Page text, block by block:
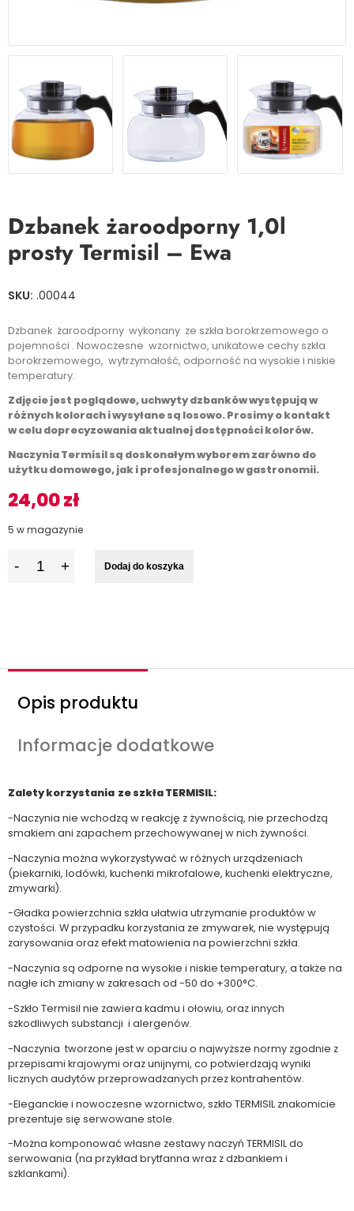
Dzbanek żaroodporny 1,0l
prosty Termisil – Ewa
SKU: .00044
Dzbanek żaroodporny wykonany ze szkła borokrzemowego o
pojemności . Nowoczesne wzornictwo, unikatowe cechy szkła
borokrzemowego, wytrzymałość, odporność na wysokie i niskie
temperatury.
Zdjęcie jest poglądowe, uchwyty dzbanków występują w
różnych kolorach i wysyłane są losowo. Prosimy o kontakt
w celu doprecyzowania aktualnej dostępności kolorów.
Naczynia Termisil są doskonałym wyborem zarówno do
użytku domowego, jak i profesjonalnego w gastronomii.
24,00zł
5 w magazynie
Dodaj do koszyka
Opis produktu
Informacje dodatkowe
Zalety korzystania ze szkła TERMISIL:
-Naczynia nie wchodzą w reakcję z żywnością, nie przechodzą
smakiem ani zapachem przechowywanej w nich żywności.
-Naczynia można wykorzystywać w różnych urządzeniach
(piekarniki, lodówki, kuchenki mikrofalowe, kuchenki elektryczne,
zmywarki).
-Gładka powierzchnia szkła ułatwia utrzymanie produktów w
czystości. W przypadku korzystania ze zmywarek, nie występują
zarysowania oraz efekt matowienia na powierzchni szkła.
-Naczynia są odporne na wysokie i niskie temperatury, a także na
nagłe ich zmiany w zakresach od -50 do +300°C.
-Szkło Termisil nie zawiera kadmu i ołowiu, oraz innych
szkodliwych substancji i alergenów.
-Naczynia tworzone jest w oparciu o najwyższe normy zgodnie z
przepisami krajowymi oraz unijnymi, co potwierdzają wyniki
licznych audytów przeprowadzanych przez kontrahentów.
-Eleganckie i nowoczesne wzornictwo, szkło TERMISIL znakomicie
prezentuje się serwowane stole.
-Można komponować własne zestawy naczyń TERMISIL do
serwowania (na przykład brytfanna wraz z dzbankiem i
szklankami).